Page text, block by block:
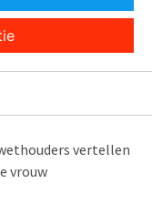
vertellen
vrouw